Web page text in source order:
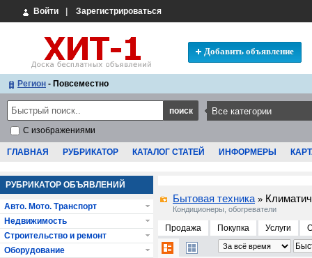
Войти Зарегистрироваться
Добавить объявление
Регион - Повсеместно
С изображениями
ГЛАВНАЯ РУБРИКАТОР КАТАЛОГ СТАТЕЙ ИНФОРМЕРЫ
Бытовая техника »
Кондиционеры, обогреватели
Продажа Покупка Услуги
РУБРИКАТОР ОБЪЯВЛЕНИЙ
Авто. Мото. Транспорт
Недвижимость
Строительство и ремонт
Оборудование